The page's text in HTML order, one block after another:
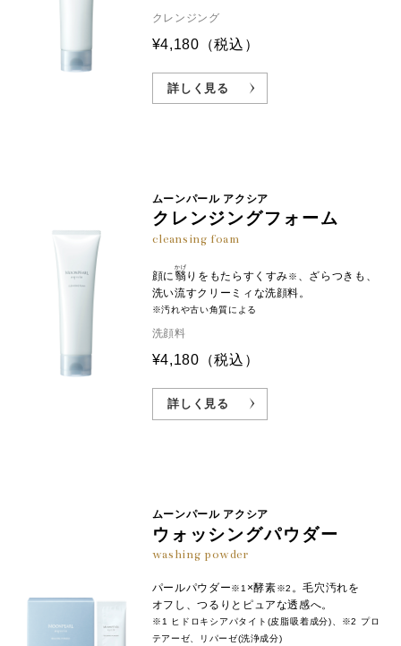
クレンジング
¥4,180 （税込）
詳しく見る
ムーンパール アクシア
クレンジングフォーム
cleansing foam
顔に 翳
かげ
りをもたらすくすみ※
、ざらつきも、
洗い流すクリーミィな洗顔料。
※汚れや古い角質による
洗顔料
¥4,180 （税込）
詳しく見る
ムーンパール アクシア
ウォッシングパウダー
washing powder
パールパウダー※1 ×酵素※2 。毛穴汚れを
オフし、つるりとピュアな透感へ。
※1 ヒドロキシアパタイト(皮脂吸着成分)、※2 プロ
テアーゼ、リパーゼ(洗浄成分)